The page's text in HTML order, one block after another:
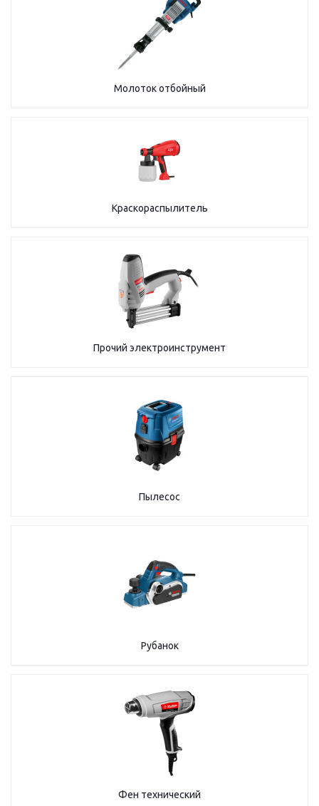
Молоток отбойный
Краскораспылитель
Прочий электроинструмент
Пылесос
Рубанок
Фен технический